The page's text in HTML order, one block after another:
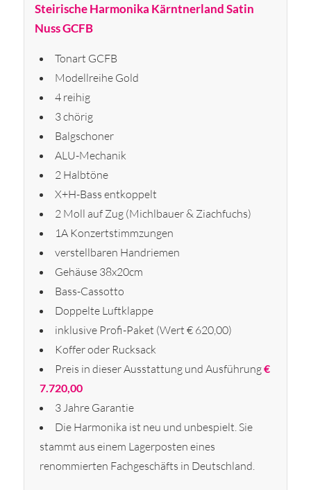
Steirische Harmonika Kärntnerland Satin
Nuss GCFB
Tonart GCFB
Modellreihe Gold
4 reihig
3 chörig
Balgschoner
ALU-Mechanik
2 Halbtöne
X+H-Bass entkoppelt
2 Moll auf Zug (Michlbauer & Ziachfuchs)
1A Konzertstimmzungen
verstellbaren Handriemen
Gehäuse 38x20cm
Bass-Cassotto
Doppelte Luftklappe
inklusive Profi-Paket (Wert € 620,00)
Koffer oder Rucksack
Preis in dieser Ausstattung und Ausführung€
7.720,00
3 Jahre Garantie
Die Harmonika ist neu und unbespielt. Sie
stammt aus einem Lagerposten eines
renommierten Fachgeschäfts in Deutschland.